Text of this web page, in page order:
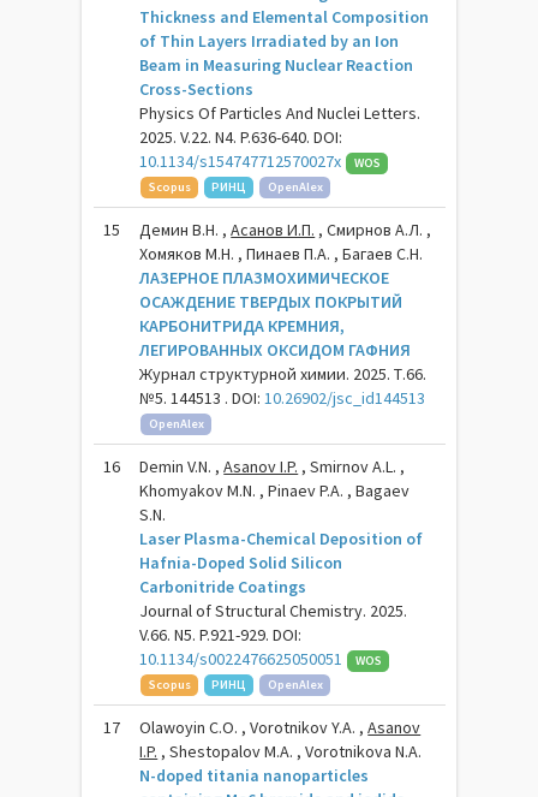
Thickness and Elemental Composition
of Thin Layers Irradiated by an Ion
Beam in Measuring Nuclear Reaction
Cross-Sections
Physics Of Particles And Nuclei Letters.
2025. V.22. N4. P.636-640. DOI:
10.1134/s154747712570027x
WOS
Scopus
РИНЦ OpenAlex
15 Демин В.Н. ,Асанов И.П. , Смирнов А.Л. ,
Хомяков М.Н. , Пинаев П.А. , Багаев С.Н.
ЛАЗЕРНОЕ ПЛАЗМОХИМИЧЕСКОЕ
ОСАЖДЕНИЕ ТВЕРДЫХ ПОКРЫТИЙ
КАРБОНИТРИДА КРЕМНИЯ,
ЛЕГИРОВАННЫХ ОКСИДОМ ГАФНИЯ
Журнал структурной химии. 2025. Т.66.
№5. 144513 . DOI:10.26902/jsc_id144513
OpenAlex
16 Demin V.N. ,Asanov I.P. , Smirnov A.L. ,
Khomyakov M.N. , Pinaev P.A. , Bagaev
S.N.
Laser Plasma-Chemical Deposition of
Hafnia-Doped Solid Silicon
Carbonitride Coatings
Journal of Structural Chemistry. 2025.
V.66. N5. P.921-929. DOI:
10.1134/s0022476625050051
WOS
Scopus
РИНЦ OpenAlex
17 Olawoyin C.O. , Vorotnikov Y.A. ,Asanov
I.P. , Shestopalov M.A. , Vorotnikova N.A.
N-doped titania nanoparticles